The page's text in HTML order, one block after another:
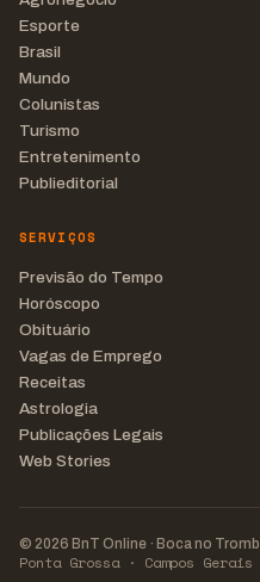
Esporte
Brasil
Mundo
Colunistas
Turismo
Entretenimento
Publieditorial
SERVIÇOS
Previsão do Tempo
Horóscopo
Obituário
Vagas de Emprego
Receitas
Astrologia
Publicações Legais
Web Stories
© 2026 BnT Online · Boca no
Ponta Grossa · Campos